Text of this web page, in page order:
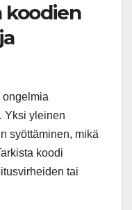
koodien
ongelmia
Yksi yleinen
syöttäminen, mikä
koodi
tai